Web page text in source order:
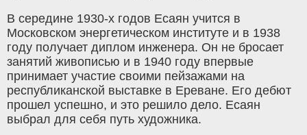
В середине 1930-х годов Есаян учится в
Московском энергетическом институте и в 1938
году получает диплом инженера. Он не бросает
занятий живописью и в 1940 году впервые
принимает участие своими пейзажами на
республиканской выставке в Ереване. Его дебют
прошел успешно, и это решило дело. Есаян
выбрал для себя путь художника.